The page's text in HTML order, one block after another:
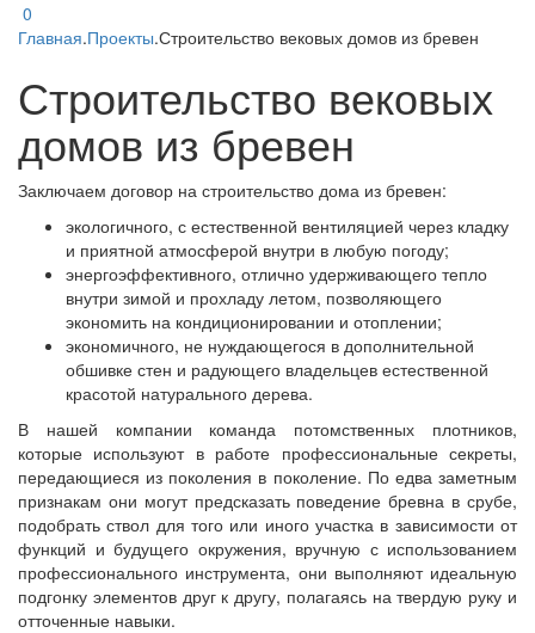
0
Главная.Проекты.Строительство вековых домов из бревен
Строительство вековых
домов из бревен
Заключаем договор на строительство дома из бревен:
экологичного, с естественной вентиляцией через кладку
и приятной атмосферой внутри в любую погоду;
энергоэффективного, отлично удерживающего тепло
внутри зимой и прохладу летом, позволяющего
экономить на кондиционировании и отоплении;
экономичного, не нуждающегося в дополнительной
обшивке стен и радующего владельцев естественной
красотой натурального дерева.
В нашей компании команда потомственных плотников,
которые используют в работе профессиональные секреты,
передающиеся из поколения в поколение. По едва заметным
признакам они могут предсказать поведение бревна в срубе,
подобрать ствол для того или иного участка в зависимости от
функций и будущего окружения, вручную с использованием
профессионального инструмента, они выполняют идеальную
подгонку элементов друг к другу, полагаясь на твердую руку и
отточенные навыки.